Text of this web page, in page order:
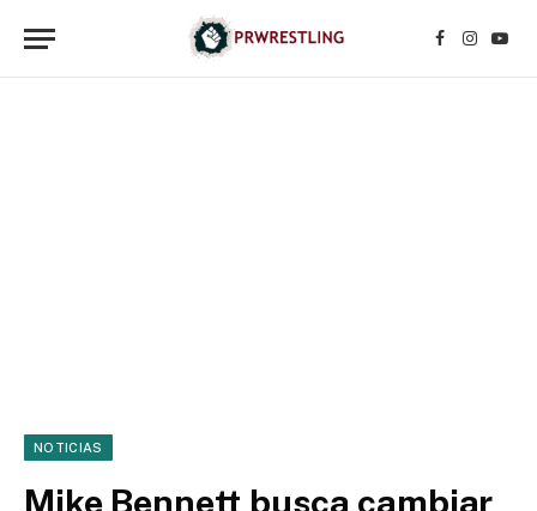
Facebook
NOTICIAS
Mike Bennett busca cambiar